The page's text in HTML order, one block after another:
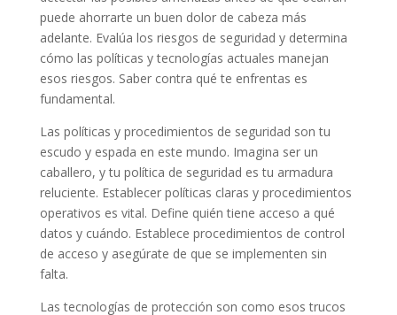
puede ahorrarte un buen dolor de cabeza más
adelante. Evalúa los riesgos de seguridad y determina
cómo las políticas y tecnologías actuales manejan
esos riesgos. Saber contra qué te enfrentas es
fundamental.
Las políticas y procedimientos de seguridad son tu
escudo y espada en este mundo. Imagina ser un
caballero, y tu política de seguridad es tu armadura
reluciente. Establecer políticas claras y procedimientos
operativos es vital. Define quién tiene acceso a qué
datos y cuándo. Establece procedimientos de control
de acceso y asegúrate de que se implementen sin
falta.
Las tecnologías de protección son como esos trucos